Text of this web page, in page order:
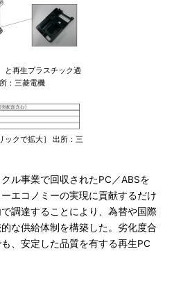
と再生プラスチック適
：三菱電機
ックで拡大］ 出所：三
ル事業で回収されたPC／ABSを
エコノミーの実現に貢献するだけ
調達することにより、為替や国際
な供給体制を構築した。劣化度合
、安定した品質を有する再生PC